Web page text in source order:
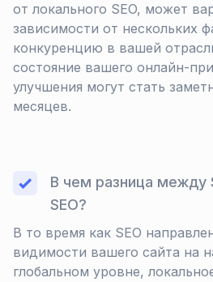
от локального SEO, может
зависимости от нескольких
конкуренцию в вашей
состояние вашего онлайн-
улучшения могут стать
месяцев.
В чем разница между
SEO?
В то время как SEO
видимости вашего сайта на
глобальном уровне,